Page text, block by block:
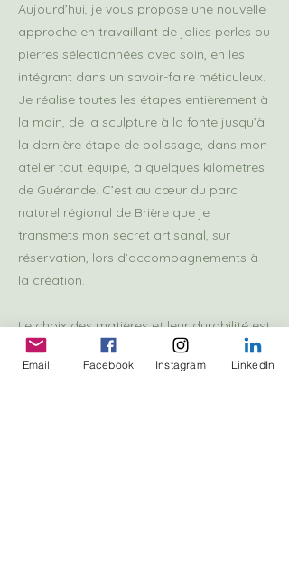
Aujourd’hui, je vous propose une nouvelle
approche en travaillant de jolies perles ou
pierres sélectionnées avec soin, en les
intégrant dans un savoir-faire méticuleux.
Je réalise toutes les étapes entièrement à
la main, de la sculpture à la fonte jusqu’à
la dernière étape de polissage, dans mon
atelier tout équipé, à quelques kilomètres
de Guérande. C’est au cœur du parc
naturel régional de Brière que je
transmets mon secret artisanal, sur
réservation, lors d’accompagnements à
la création.
Le choix des matières et leur durabilité est
au cœur de mes préoccupations. Le
bronze, le laiton spécialement conçu pour
Email Facebook Instagram LinkedIn